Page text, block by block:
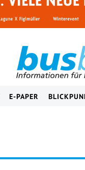
E-PAPER